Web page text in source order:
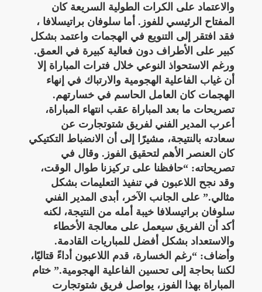
والاعتماد على الكرات الطولية السريعة كان
المفتاح الرئيسي للفوز. أما سلوفان براتيسلافا ،
فقد افتقر إلى التنويع في الهجمات واعتمد بشكل
كبير على الأطراف دون فعالية كبيرة في العمق.
ورغم الاستحواذ النوعي خلال فترات المباراة إلا
أن غياب الفاعلية الهجومية والارتباك في إنهاء
الهجمات كان العامل الحاسم في خسارتهم.
تصريحات ما بعد المباراة عقب انتهاء المباراة،
أعرب المدير الفني لفريق شتوتجارت عن
سعادته بالنتيجة، مشيرًا إلى أن الانضباط التكتيكي
كان العنصر الأهم لتحقيق الفوز. وقال في
تصريحاته: “حافظنا على تركيزنا طوال الوقت،
وقد نجح اللاعبون في تنفيذ التعليمات بشكل
مثالي.” على الجانب الآخر، أبدى المدير الفني
سلوفان براتيسلافا خيبة أمله من النتيجة، لكنه
أكد أن الفريق سيعمل على معالجة الأخطاء
والاستعداد بشكل أفضل للمباريات القادمة.
وأضاف: “رغم الخسارة، قدم اللاعبون أداءً قتاليًا،
لكننا بحاجة إلى تحسين الفاعلية الهجومية.” ختام
المباراة بهذا الفوز، يواصل فريق شتوتجارت